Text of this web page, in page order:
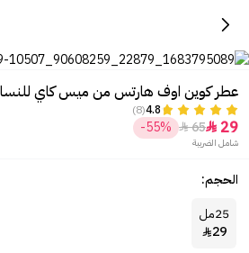
عطر كوين اوف هارتس من ميس كاي
4.8
(8)
29

65

-55%
شامل الضريبة
الحجم:
25مل
29
